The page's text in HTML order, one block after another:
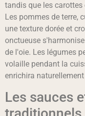
tandis que les
Les pommes de terre,
une texture dorée et
onctueuse
de l'oie. Les légumes
volaille pendant la
enrichira
Les sauces